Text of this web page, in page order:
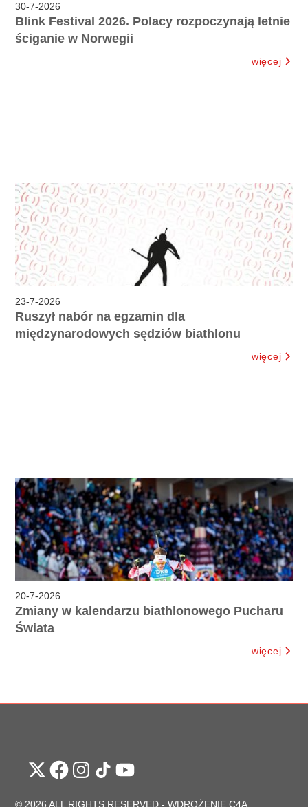
30-7-2026
Blink Festival 2026. Polacy rozpoczynają letnie
ściganie w Norwegii
więcej
23-7-2026
Ruszył nabór na egzamin dla
międzynarodowych sędziów biathlonu
więcej
20-7-2026
Zmiany w kalendarzu biathlonowego Pucharu
Świata
więcej
© 2026 ALL RIGHTS RESERVED -WDROŻENIE C4A